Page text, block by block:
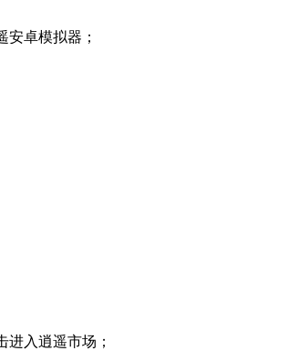
卓模拟器；
入逍遥市场；